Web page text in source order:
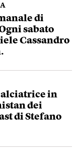
di
sabato
Cassandro
in
dei
di Stefano